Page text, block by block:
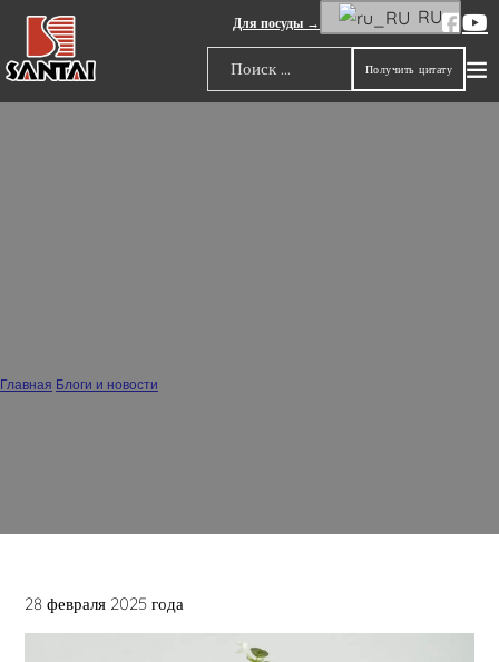
Для посуды → RU
Поиск
Получить цитату
Главная Блоги и новости
28 февраля 2025 года